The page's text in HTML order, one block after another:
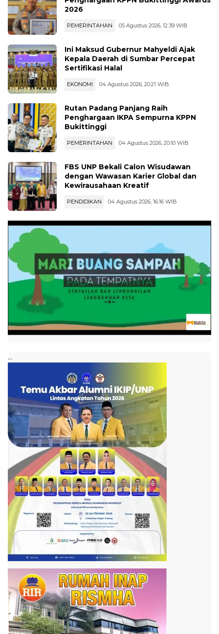
2026
PEMERINTAHAN 05 Agustus 2026, 12:39 WIB
Ini Maksud Gubernur Mahyeldi Ajak
Kepala Daerah di Sumbar Percepat
Sertifikasi Halal
EKONOMI 04 Agustus 2026, 20:21 WIB
Rutan Padang Panjang Raih
Penghargaan IKPA Sempurna KPPN
Bukittinggi
PEMERINTAHAN 04 Agustus 2026, 20:10 WIB
FBS UNP Bekali Calon Wisudawan
dengan Wawasan Karier Global dan
Kewirausahaan Kreatif
PENDIDIKAN 04 Agustus 2026, 16:16 WIB
...